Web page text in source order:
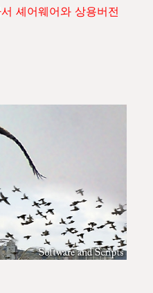
셰어웨어와 상용버전